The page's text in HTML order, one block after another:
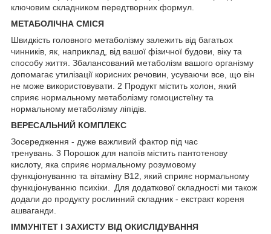
ключовим складником передтворних формул.
МЕТАБОЛІЧНА СМІСЯ
Швидкість головного метаболізму залежить від багатьох
чинників, як, наприклад, від вашої фізичної будови, віку та
способу життя. Збалансований метаболізм вашого організму
допомагає утилізації корисних речовин, усуваючи все, що він
не може використовувати. 2 Продукт містить холон, який
сприяє нормальному метаболізму гомоцистеїну та
нормальному метаболізму ліпідів.
ВЕРЕСАЛЬНИЙ КОМПЛЕКС
Зосередження - дуже важливий фактор під час
тренувань. 3 Порошок для напоїв містить пантотенову
кислоту, яка сприяє нормальному розумовому
функціонуванню та вітаміну В12, який сприяє нормальному
функціонуванню психіки. Для додаткової складності ми також
додали до продукту рослинний складник - екстракт кореня
ашваганди.
ІММУНІТЕТ І ЗАХИСТУ ВІД ОКИСЛІДУВАННЯ